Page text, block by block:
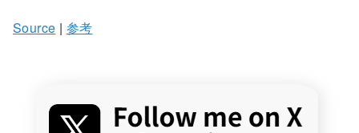
Source | 参考